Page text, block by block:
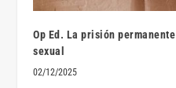
Op Ed. La prisión
sexual
02/12/2025